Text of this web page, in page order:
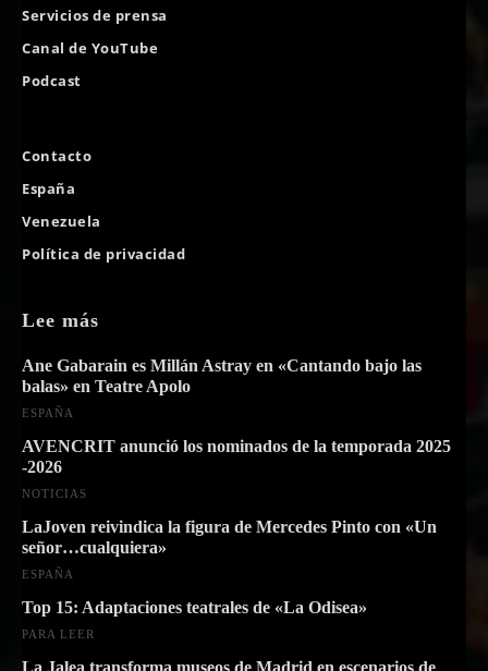
Servicios de prensa
Canal de YouTube
Podcast
Contacto
España
Venezuela
Política de privacidad
Lee más
Ane Gabarain es Millán Astray en «Cantando bajo las
balas» en Teatre Apolo
ESPAÑA
AVENCRIT anunció los nominados de la temporada 2025
-2026
NOTICIAS
LaJoven reivindica la figura de Mercedes Pinto con «Un
señor…cualquiera»
ESPAÑA
Top 15: Adaptaciones teatrales de «La Odisea»
PARA LEER
La Jalea transforma museos de Madrid en escenarios de